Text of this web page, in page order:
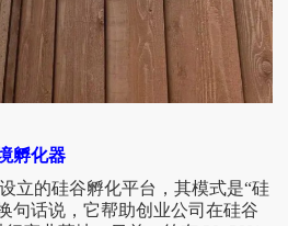
孵化器
立的硅谷孵化平台，其模式是“硅
句话说，它帮助创业公司在硅谷